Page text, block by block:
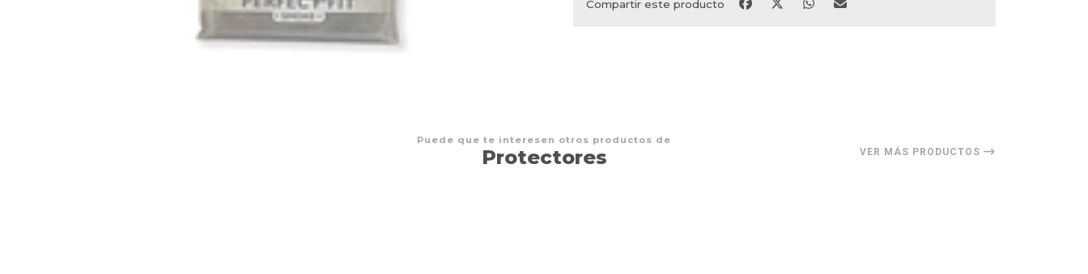
Compartir este producto
Puede que te interesen otros productos de
Protectores VER MÁS PRODUCTOS